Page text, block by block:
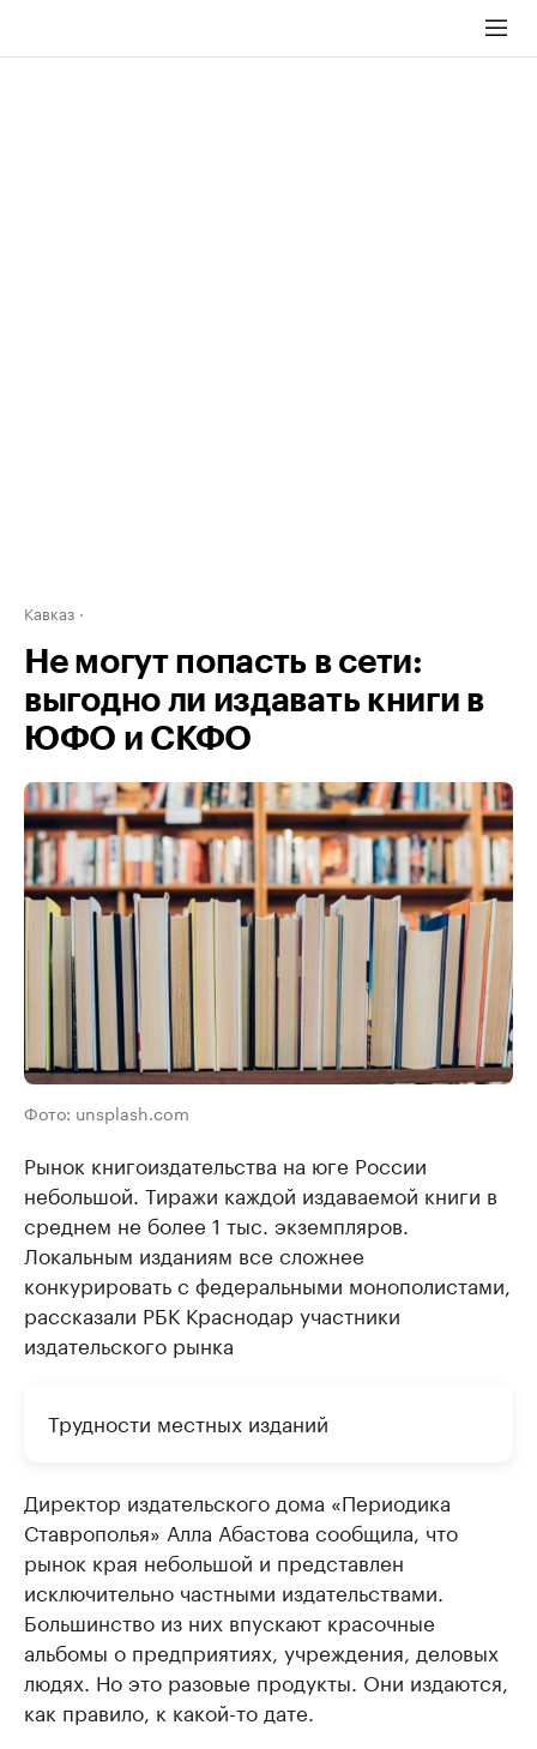
Кавказ
Не могут попасть в сети:
выгодно ли издавать книги в
ЮФО и СКФО
Фото: unsplash.com
Рынок книгоиздательства на юге России
небольшой. Тиражи каждой издаваемой книги в
среднем не более 1 тыс. экземпляров.
Локальным изданиям все сложнее
конкурировать с федеральными монополистами,
рассказали РБК Краснодар участники
издательского рынка
Трудности местных изданий
Директор издательского дома «Периодика
Ставрополья» Алла Абастова сообщила, что
рынок края небольшой и представлен
исключительно частными издательствами.
Большинство из них впускают красочные
альбомы о предприятиях, учреждения, деловых
людях. Но это разовые продукты. Они издаются,
как правило, к какой-то дате.